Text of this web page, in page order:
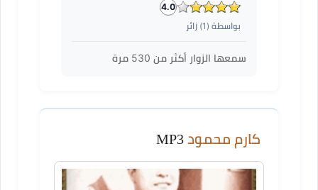
4.0
بواسطة ( 1) زائر
سمعها الزوار أكثر من 530 مرة
كارم محمود